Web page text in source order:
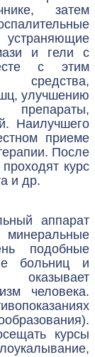
затем
и гели с
с этим
средства,
улучшению
Наилучшего
приеме
После
курс
и др.
аппарат
подобные
больниц и
человека.
курсы